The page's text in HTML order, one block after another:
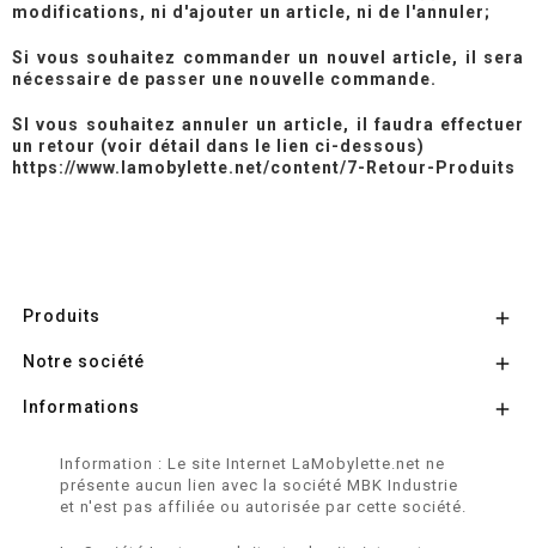
modifications, ni d'ajouter un article, ni de l'annuler;
Si vous souhaitez commander un nouvel article, il sera
nécessaire de passer une nouvelle commande.
SI vous souhaitez annuler un article, il faudra effectuer
un retour (voir détail dans le lien ci-dessous)
https://www.lamobylette.net/content/7-Retour-Produits
Produits 
Notre société 
Informations 
Information : Le site Internet LaMobylette.net ne
présente aucun lien avec la société MBK Industrie
et n'est pas affiliée ou autorisée par cette société.